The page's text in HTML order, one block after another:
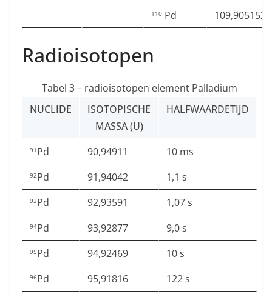
110 Pd 109,905152
Radioisotopen
Tabel 3 – radioisotopen element Palladium
NUCLIDE
ISOTOPISCHE
MASSA (U)
HALFWAARDETIJD
91 Pd 90,94911 10 ms
92Pd 91,94042 1,1 s
93Pd 92,93591 1,07 s
94Pd 93,92877 9,0 s
95Pd 94,92469 10 s
96Pd 95,91816 122 s